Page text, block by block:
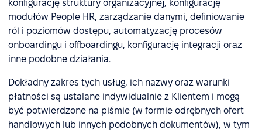
konfigurację struktury organizacyjnej, konfigurację
modułów People HR, zarządzanie danymi, definiowanie
ról i poziomów dostępu, automatyzację procesów
onboardingu i offboardingu, konfigurację integracji oraz
inne podobne działania.
Dokładny zakres tych usług, ich nazwy oraz warunki
płatności są ustalane indywidualnie z Klientem i mogą
być potwierdzone na piśmie (w formie odrębnych ofert
handlowych lub innych podobnych dokumentów), w tym